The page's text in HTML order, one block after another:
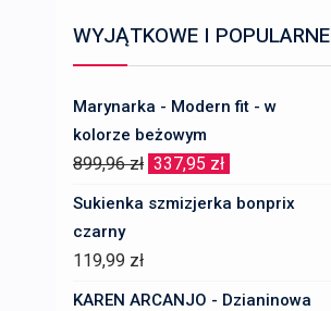
WYJĄTKOWE I POPULARNE
Marynarka - Modern fit - w
kolorze beżowym
899,96zł Pierwotna
cena
337,95 zł
cena
Sukienka szmizjerka bonprix
czarny
119,99 zł
KAREN ARCANJO - Dzianinowa